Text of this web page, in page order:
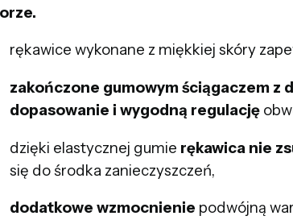
rękawice wykonane z miękkiej skóry
zakończone gumowym ściągaczem z
dopasowanie i wygodną regulację
dzięki elastycznej gumie rękawica nie
się do środka zanieczyszczeń,
dodatkowe wzmocnienie podwójną